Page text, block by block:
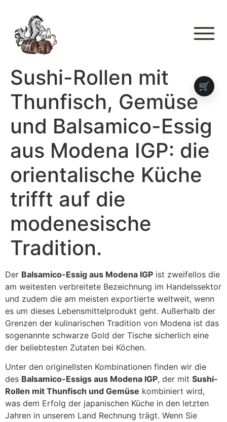
Sushi-Rollen mit
Thunfisch, Gemüse
und Balsamico-Essig
aus Modena IGP: die
orientalische Küche
trifft auf die
modenesische
Tradition.
Der Balsamico-Essig aus Modena IGP ist zweifellos die
am weitesten verbreitete Bezeichnung im Handelssektor
und zudem die am meisten exportierte weltweit, wenn
es um dieses Lebensmittelprodukt geht. Außerhalb der
Grenzen der kulinarischen Tradition von Modena ist das
sogenannte schwarze Gold der Tische sicherlich eine
der beliebtesten Zutaten bei Köchen.
Unter den originellsten Kombinationen finden wir die
des Balsamico-Essigs aus Modena IGP, der mit Sushi-
Rollen mit Thunfisch und Gemüse kombiniert wird,
was dem Erfolg der japanischen Küche in den letzten
Jahren in unserem Land Rechnung trägt. Wenn Sie
🛒